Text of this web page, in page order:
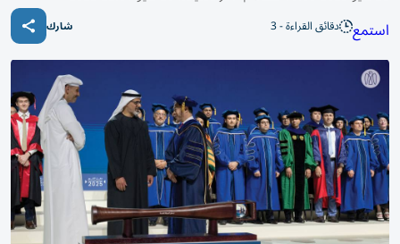
استمع دقائق القراءة - 3 شارك